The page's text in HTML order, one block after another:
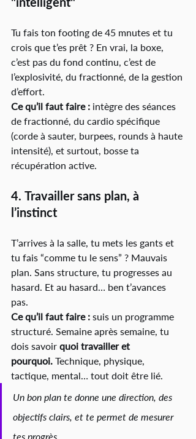
Tu fais ton footing de 45 mnutes et tu
crois que t’es prêt ? En vrai, la boxe,
c’est pas du fond continu, c’est de
l’explosivité, du fractionné, de la gestion
d’effort.
Ce qu’il faut faire : intègre des séances
de fractionné, du cardio spécifique
(corde à sauter, burpees, rounds à haute
intensité), et surtout, bosse ta
récupération active.
4. Travailler sans plan, à
l’instinct
T’arrives à la salle, tu mets les gants et
tu fais “comme tu le sens” ? Mauvais
plan. Sans structure, tu progresses au
hasard. Et au hasard… ben t’avances
pas.
Ce qu’il faut faire : suis un programme
structuré. Semaine après semaine, tu
dois savoir quoi travailler et
pourquoi. Technique, physique,
tactique, mental… tout doit être lié.
Un bon plan te donne une direction, des
objectifs clairs, et te permet de mesurer
tes progrès.